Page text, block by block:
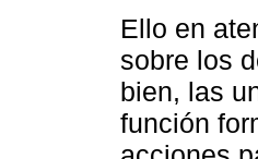
Ello en
sobre los
bien, las
función